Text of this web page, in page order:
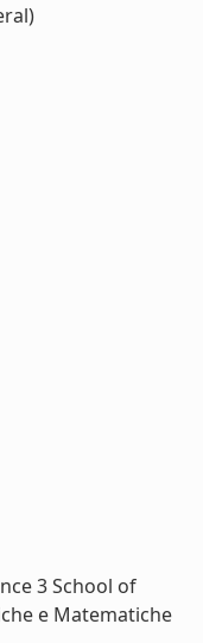
3 School of
e Matematiche